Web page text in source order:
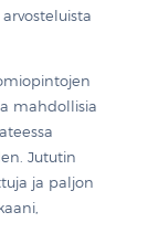
mahdollisia
Jututin
ja paljon